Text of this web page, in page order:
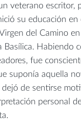
veterano escritor,
su educación en
del Camino
Basílica. Habiendo
fue
suponía aquella
de sentirse
personal